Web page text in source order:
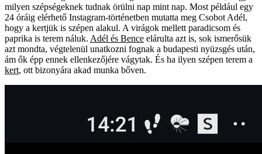
milyen szépségeknek tudnak örülni nap mint nap. Most például egy
24 óráig elérhető Instagram-történetben mutatta meg Csobot Adél,
hogy a kertjük is szépen alakul. A virágok mellett paradicsom és
paprika is terem náluk. Adél és Bence elárulta azt is, sok ismerősük
azt mondta, végtelenül unatkozni fognak a budapesti nyüzsgés után,
ám ők épp ennek ellenkezőjére vágytak. És ha ilyen szépen terem a
kert, ott bizonyára akad munka bőven.